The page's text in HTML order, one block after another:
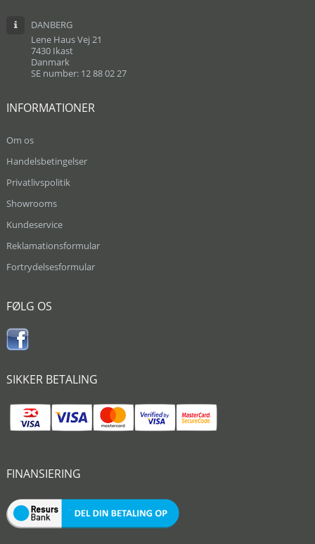
DANBERG
Lene Haus Vej 21
7430 Ikast
Danmark
SE number: 12 88 02 27
INFORMATIONER
Om os
Handelsbetingelser
Privatlivspolitik
Showrooms
Kundeservice
Reklamationsformular
Fortrydelsesformular
FØLG OS
SIKKER BETALING
FINANSIERING